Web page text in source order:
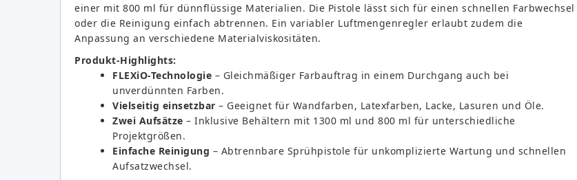
einer mit 800 ml für dünnflüssige Materialien. Die Pistole lässt sich für einen schnellen Farbwechsel
oder die Reinigung einfach abtrennen. Ein variabler Luftmengenregler erlaubt zudem die
Anpassung an verschiedene Materialviskositäten.
Produkt-Highlights:
FLEXiO-Technologie – Gleichmäßiger Farbauftrag in einem Durchgang auch bei
unverdünnten Farben.
Vielseitig einsetzbar – Geeignet für Wandfarben, Latexfarben, Lacke, Lasuren und Öle.
Zwei Aufsätze – Inklusive Behältern mit 1300 ml und 800 ml für unterschiedliche
Projektgrößen.
Einfache Reinigung – Abtrennbare Sprühpistole für unkomplizierte Wartung und schnellen
Aufsatzwechsel.